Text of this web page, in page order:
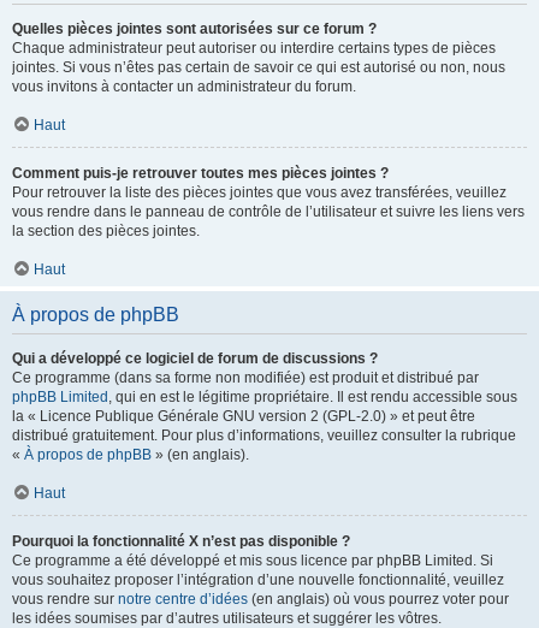
Quelles pièces jointes sont autorisées sur ce forum ?
Chaque administrateur peut autoriser ou interdire certains types de pièces
jointes. Si vous n’êtes pas certain de savoir ce qui est autorisé ou non, nous
vous invitons à contacter un administrateur du forum.
Haut
Comment puis-je retrouver toutes mes pièces jointes ?
Pour retrouver la liste des pièces jointes que vous avez transférées, veuillez
vous rendre dans le panneau de contrôle de l’utilisateur et suivre les liens vers
la section des pièces jointes.
Haut
À propos de phpBB
Qui a développé ce logiciel de forum de discussions ?
Ce programme (dans sa forme non modifiée) est produit et distribué par
phpBB Limited , qui en est le légitime propriétaire. Il est rendu accessible sous
la « Licence Publique Générale GNU version 2 (GPL-2.0) » et peut être
distribué gratuitement. Pour plus d’informations, veuillez consulter la rubrique
« À propos de phpBB » (en anglais).
Haut
Pourquoi la fonctionnalité X n’est pas disponible ?
Ce programme a été développé et mis sous licence par phpBB Limited. Si
vous souhaitez proposer l’intégration d’une nouvelle fonctionnalité, veuillez
vous rendre sur notre centre d’idées (en anglais) où vous pourrez voter pour
les idées soumises par d’autres utilisateurs et suggérer les vôtres.